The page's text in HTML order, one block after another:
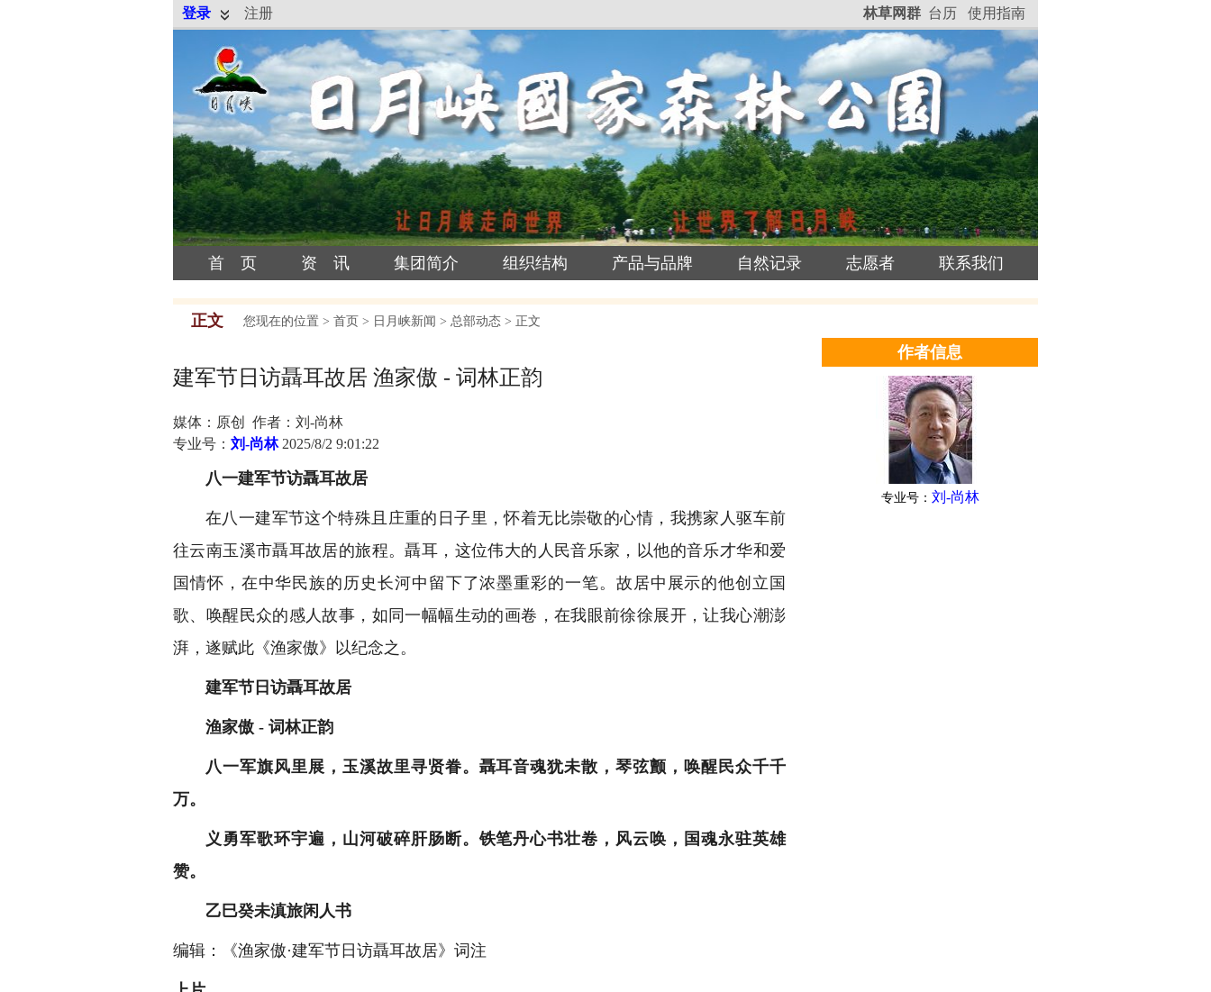
登录 注册 林草网群 台历 使用指南
首 页 资 讯 集团简介 组织结构 产品与品牌 自然记录 志愿者 联系我们
正文 您现在的位置 > 首页 > 日月峡新闻 > 总部动态 > 正文
建军节日访聶耳故居 渔家傲 - 词林正韵
媒体：原创 作者：刘-尚林
专业号： 刘-尚林2025/8/2 9:01:22
八一建军节访聶耳故居
在八一建军节这个特殊且庄重的日子里，怀着无比崇敬的心情，我携家人驱车前
往云南玉溪市聶耳故居的旅程。聶耳，这位伟大的人民音乐家，以他的音乐才华和爱
国情怀，在中华民族的历史长河中留下了浓墨重彩的一笔。故居中展示的他创立国
歌、唤醒民众的感人故事，如同一幅幅生动的画卷，在我眼前徐徐展开，让我心潮澎
湃，遂赋此《渔家傲》以纪念之。
建军节日访聶耳故居
渔家傲 - 词林正韵
八一军旗风里展，玉溪故里寻贤眷。聶耳音魂犹未散，琴弦颤，唤醒民众千千
万。
义勇军歌环宇遍，山河破碎肝肠断。铁笔丹心书壮卷，风云唤，国魂永驻英雄
赞。
乙巳癸未滇旅闲人书
编辑：《渔家傲·建军节日访聶耳故居》词注
作者信息
专业号： 刘-尚林